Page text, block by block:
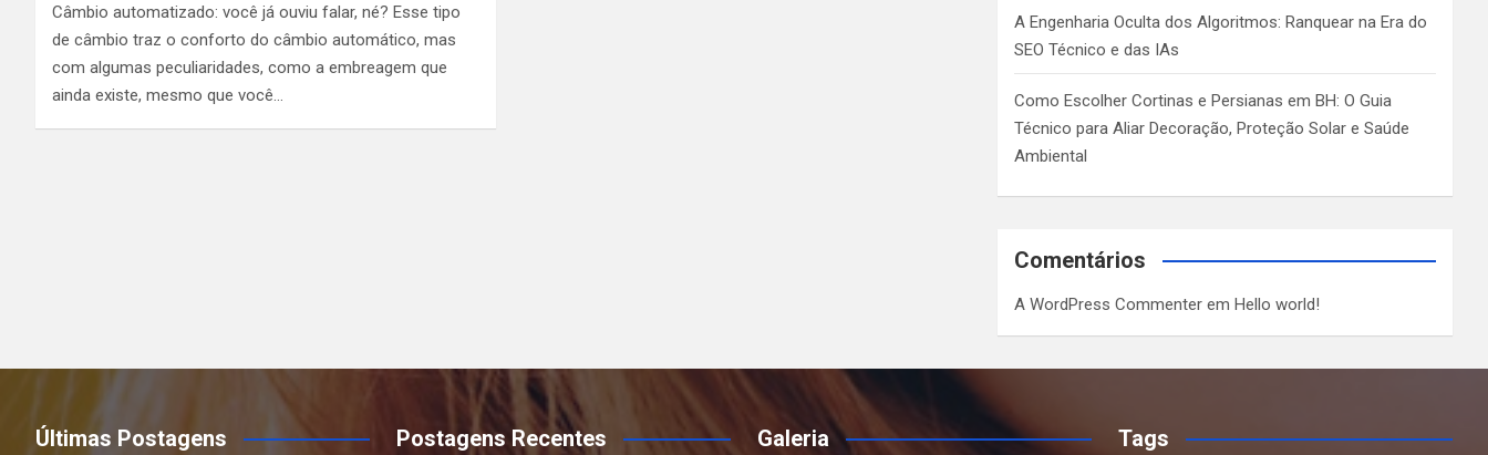
Câmbio automatizado: você já ouviu falar, né? Esse tipo
de câmbio traz o conforto do câmbio automático, mas
com algumas peculiaridades, como a embreagem que
ainda existe, mesmo que você…
A Engenharia Oculta dos Algoritmos: Ranquear na Era do
SEO Técnico e das IAs
Como Escolher Cortinas e Persianas em BH: O Guia
Técnico para Aliar Decoração, Proteção Solar e Saúde
Ambiental
Comentários
A WordPress Commenter emHello world!
Últimas Postagens Postagens Recentes Galeria Tags